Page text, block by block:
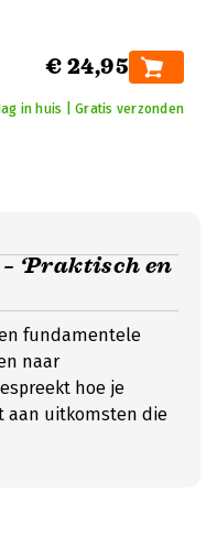
€ 24,95
in huis | Gratis verzonden
‘Praktisch en
fundamentele
naar
hoe je
aan uitkomsten die